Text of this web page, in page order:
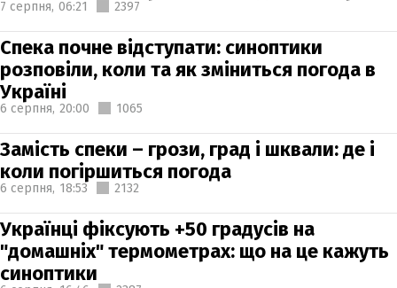
7 серпня, 06:21 2397
Спека почне відступати: синоптики
розповіли, коли та як зміниться погода в
Україні
6 серпня, 20:00 1065
Замість спеки – грози, град і шквали: де і
коли погіршиться погода
6 серпня, 18:53 2132
Українці фіксують +50 градусів на
"домашніх" термометрах: що на це кажуть
синоптики